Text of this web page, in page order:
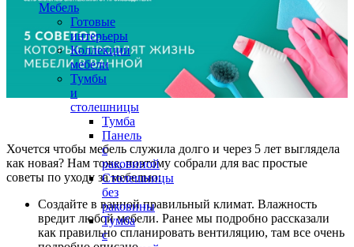
Мебель
Готовые
интерьеры
Коллекции
мебели
Тумбы
и
столешницы
Тумба
Панель
с
раковиной
Столешницы
без
раковины
Тумба
с
Хочется чтобы мебель служила долго и через 5 лет выглядела
как новая? Нам тоже, поэтому собрали для вас простые
советы по уходу за мебелью:
Создайте в ванной правильный климат. Влажность
вредит любой мебели. Ранее мы подробно рассказали
как правильно спланировать вентиляцию, там все очень